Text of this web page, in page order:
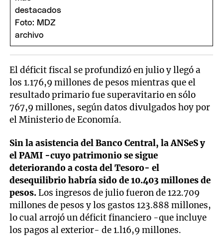
El déficit fiscal se profundizó en julio y llegó a
los 1.176,9 millones de pesos mientras que el
resultado primario fue superavitario en sólo
767,9 millones, según datos divulgados hoy por
el Ministerio de Economía.
Sin la asistencia del Banco Central, la ANSeS y
el PAMI -cuyo patrimonio se sigue
deteriorando a costa del Tesoro- el
desequilibrio habría sido de 10.403 millones de
pesos.Los ingresos de julio fueron de 122.709
millones de pesos y los gastos 123.888 millones,
lo cual arrojó un déficit financiero -que incluye
los pagos al exterior- de 1.l16,9 millones.